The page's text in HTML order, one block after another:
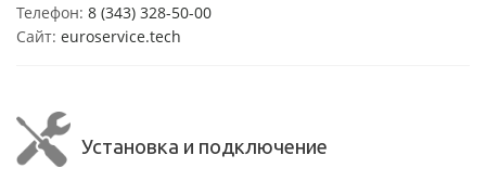
Телефон: 8 (343) 328-50-00
Сайт: euroservice.tech
Установка и подключение